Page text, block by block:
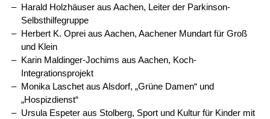
Harald Holzhäuser aus Aachen, Leiter der Parkinson-
Selbsthilfegruppe
Herbert K. Oprei aus Aachen, Aachener Mundart für Groß
und Klein
Karin Maldinger-Jochims aus Aachen, Koch-
Integrationsprojekt
Monika Laschet aus Alsdorf, „Grüne Damen“ und
„Hospizdienst“
Ursula Espeter aus Stolberg, Sport und Kultur für Kinder mit